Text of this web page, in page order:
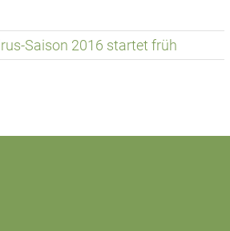
Saison 2016 startet früh